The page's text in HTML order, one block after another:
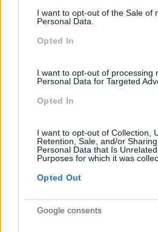
I want to opt-out of the Sale of
Personal Data.
Opted In
I want to opt-out of processing
Personal Data for Targeted
Opted In
I want to opt-out of Collection,
Retention, Sale, and/or
Personal Data that Is
Purposes for which it was
Opted Out
Google consents
Sem Ética Não Há
Corporativa
Pesquisa